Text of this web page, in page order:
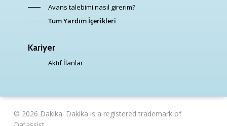
Avans talebimi nasıl girerim?
Tüm Yardım İçerikleri
Kariyer
Aktif İlanlar
© 2026 Dakika. Dakika is a registered trademark of